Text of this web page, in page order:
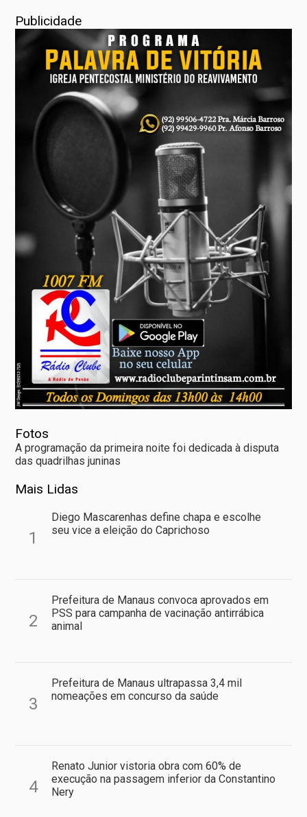
Publicidade
Fotos
A programação da primeira noite foi dedicada à disputa
das quadrilhas juninas
Mais Lidas
1
Diego Mascarenhas define chapa e escolhe
seu vice a eleição do Caprichoso
2
Prefeitura de Manaus convoca aprovados em
PSS para campanha de vacinação antirrábica
animal
3
Prefeitura de Manaus ultrapassa 3,4 mil
nomeações em concurso da saúde
4
Renato Junior vistoria obra com 60% de
execução na passagem inferior da Constantino
Nery